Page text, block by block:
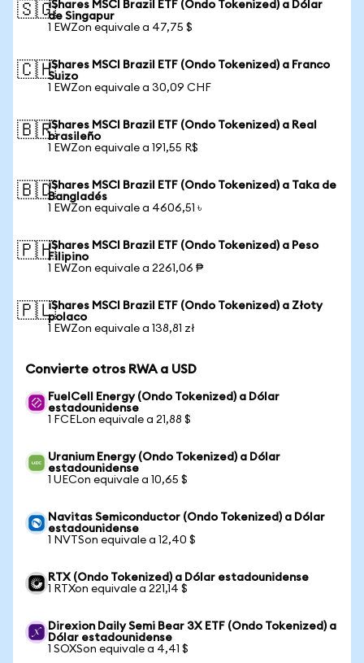
🇸🇬iShares MSCI Brazil ETF (Ondo Tokenized) a Dólar
de Singapur
1 EWZon equivale a 47,75 $
🇨🇭iShares MSCI Brazil ETF (Ondo Tokenized) a Franco
Suizo
1 EWZon equivale a 30,09 CHF
🇧🇷iShares MSCI Brazil ETF (Ondo Tokenized) a Real
brasileño
1 EWZon equivale a 191,55 R$
🇧🇩iShares MSCI Brazil ETF (Ondo Tokenized) a Taka de
Bangladés
1 EWZon equivale a 4606,51 ৳
🇵🇭iShares MSCI Brazil ETF (Ondo Tokenized) a Peso
Filipino
1 EWZon equivale a 2261,06 ₱
🇵🇱iShares MSCI Brazil ETF (Ondo Tokenized) a Złoty
polaco
1 EWZon equivale a 138,81 zł
Convierte otros RWA a USD
FuelCell Energy (Ondo Tokenized) a Dólar
estadounidense
1 FCELon equivale a 21,88 $
Uranium Energy (Ondo Tokenized) a Dólar
estadounidense
1 UECon equivale a 10,65 $
Navitas Semiconductor (Ondo Tokenized) a Dólar
estadounidense
1 NVTSon equivale a 12,40 $
RTX (Ondo Tokenized) a Dólar estadounidense
1 RTXon equivale a 221,14 $
Direxion Daily Semi Bear 3X ETF (Ondo Tokenized) a
Dólar estadounidense
1 SOXSon equivale a 4,41 $